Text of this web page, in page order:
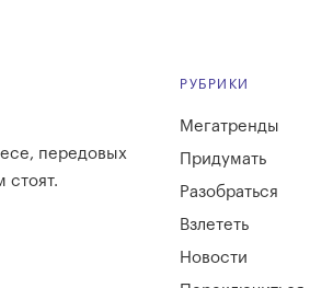
передовых
стоят.
РУБРИКИ
Мегатренды
Придумать
Разобраться
Взлететь
Новости